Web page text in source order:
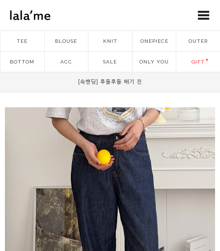
TEE BLOUSE KNIT ONEPIECE OUTER
BOTTOM ACC SALE ONLY YOU GIFT
[속밴딩] 후들후들 배기 진